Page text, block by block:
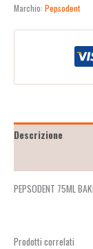
Marchio: Pepsodent
Descrizione
PEPSODENT 75ML
Prodotti correlati